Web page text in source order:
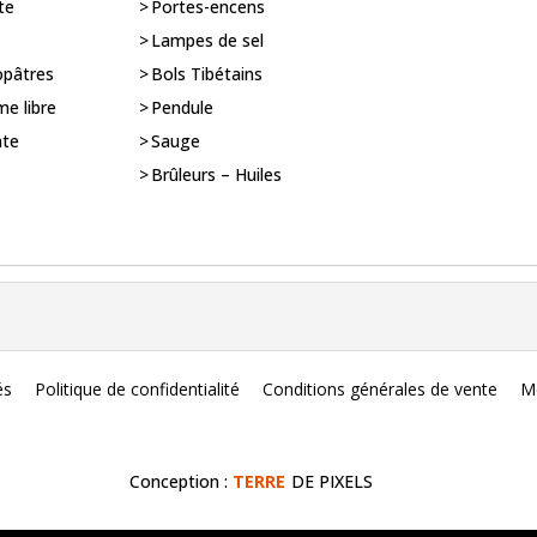
libre
Portes-encens
Lampes de sel
Bols Tibétains
Pendule
Sauge
Brûleurs – Huiles
Politique de confidentialité Conditions générales de vente
Conception : TERRE DE PIXELS